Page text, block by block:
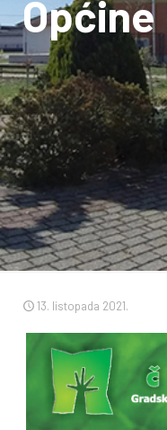
Općine
13. listopada 2021.